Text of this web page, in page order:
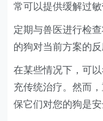
常可以提供缓解过敏
定期与兽医进行检
的狗对当前方案的反
在某些情况下，可
充传统治疗。然而
保它们对您的狗是安